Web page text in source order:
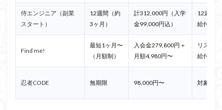
侍エンジニア（副業
スタート）
12週間（約
3ヶ月）
計312,000円（入学
金99,000円込）
12週間
給付後
Find me!
最短1ヶ月〜
（月額制）
入会金279,800円＋
月額4,980円〜
リスキ
給付後
忍者CODE 無期限 98,000円〜 対象外